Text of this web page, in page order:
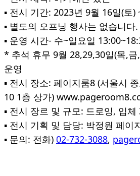
▪ 전시 기간: 2023년 9월 16일(토)
▪ 별도의 오프닝 행사는 없습니다.
▪ 운영 시간- 수~일요일
* 추석 휴무 9월 28,29,30일(목,
운영
▪ 전시 장소: 페이지룸8 (서울시
10 1층 상가)
▪ 전시 장르 및 규모: 드로잉, 입체
▪ 전시 기획 및 담당: 박정원 페이
▪ 문의: 전화) 02-732-3088,